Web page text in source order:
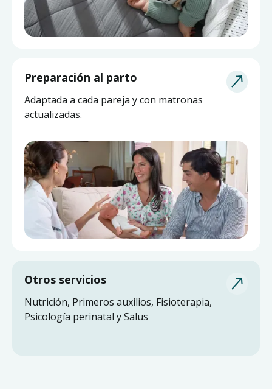
Asesoría de Lactancia
Pide ayuda a una matrona experta y actualizada
sin salir de casa.
Preparación al parto
Adaptada a cada pareja y con matronas
actualizadas.
Otros servicios
Nutrición, Primeros auxilios, Fisioterapia,
Psicología perinatal y Salus